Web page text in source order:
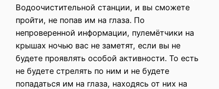
Водоочистительной станции, и вы сможете
пройти, не попав им на глаза. По
непроверенной информации, пулемётчики на
крышах ночью вас не заметят, если вы не
будете проявлять особой активности. То есть
не будете стрелять по ним и не будете
попадаться им на глаза, находясь от них на